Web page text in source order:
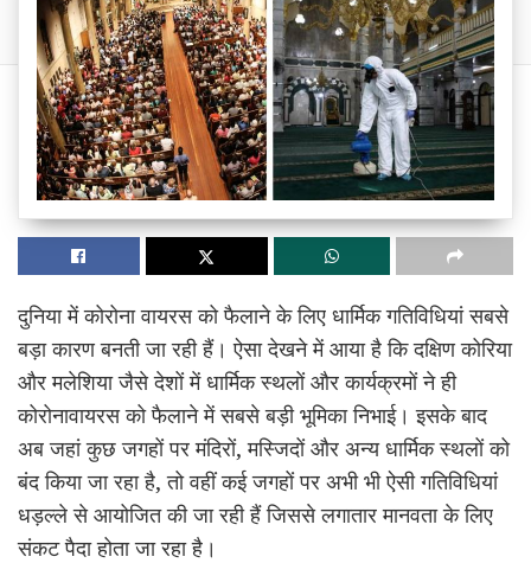
दुनिया में कोरोना वायरस को फैलाने के लिए धार्मिक गतिविधियां सबसे
बड़ा कारण बनती जा रही हैं। ऐसा देखने में आया है कि दक्षिण कोरिया
और मलेशिया जैसे देशों में धार्मिक स्थलों और कार्यक्रमों ने ही
कोरोनावायरस को फैलाने में सबसे बड़ी भूमिका निभाई। इसके बाद
अब जहां कुछ जगहों पर मंदिरों, मस्जिदों और अन्य धार्मिक स्थलों को
बंद किया जा रहा है, तो वहीं कई जगहों पर अभी भी ऐसी गतिविधियां
धड़ल्ले से आयोजित की जा रही हैं जिससे लगातार मानवता के लिए
संकट पैदा होता जा रहा है।